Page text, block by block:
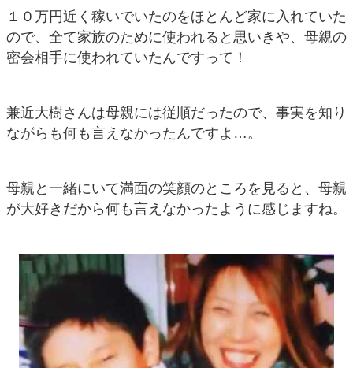
１０万円近く稼いでいたのをほとんど家に入れていた
ので、全て家族のために使われると思いきや、母親の
密会相手に使われていたんですって！
兼近大樹さんは母親には従順だったので、事実を知り
ながらも何も言えなかったんですよ…。
母親と一緒にいて満面の笑顔のところを見ると、母親
が大好きだから何も言えなかったように感じますね。